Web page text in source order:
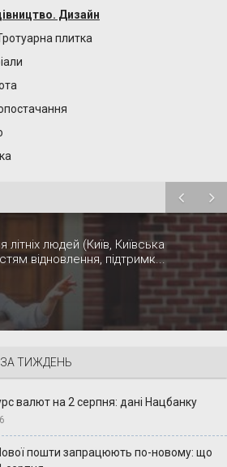
Дизайн
плитка
людей (Київ, Київська
відновлення, підтримк...
ТИЖДЕНЬ
валют на 2 серпня: дані Нацбанку
пошти запрацюють по-новому: що